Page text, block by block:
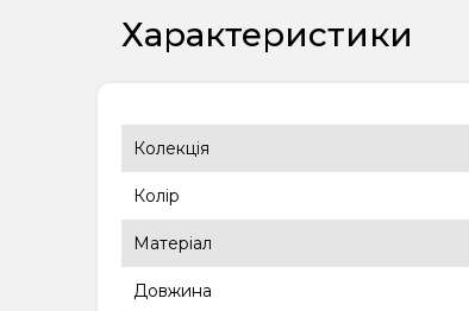
Характеристики
Колекція
Колір
Матеріал
Довжина